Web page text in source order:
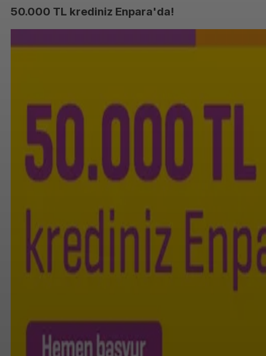
50.000 TL krediniz Enpara'da!